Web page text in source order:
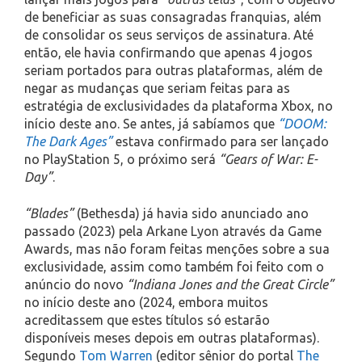
de beneficiar as suas consagradas franquias, além
de consolidar os seus serviços de assinatura. Até
então, ele havia confirmando que apenas 4 jogos
seriam portados para outras plataformas, além de
negar as mudanças que seriam feitas para as
estratégia de exclusividades da plataforma Xbox, no
início deste ano. Se antes, já sabíamos que “DOOM:
The Dark Ages” estava confirmado para ser lançado
no PlayStation 5, o próximo será “Gears of War: E-
Day”.
“Blades”(Bethesda) já havia sido anunciado ano
passado (2023) pela Arkane Lyon através da Game
Awards, mas não foram feitas menções sobre a sua
exclusividade, assim como também foi feito com o
anúncio do novo “Indiana Jones and the Great Circle”
no início deste ano (2024, embora muitos
acreditassem que estes títulos só estarão
disponíveis meses depois em outras plataformas).
Segundo Tom Warren (editor sênior do portal The